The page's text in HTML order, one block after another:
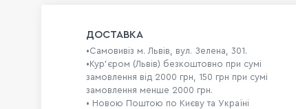
ДОСТАВКА
•Самовивіз м. Львів, вул. Зелена, 301.
•Кур'єром (Львів) безкоштовно при сумі
замовлення від 2000 грн, 150 грн при сумі
замовлення менше 2000 грн.
• Новою Поштою по Києву та Україні